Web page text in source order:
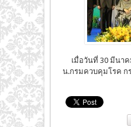
เมื่อวันที่ 30 มีนาคม
น.กรมควบคุมโรค ก